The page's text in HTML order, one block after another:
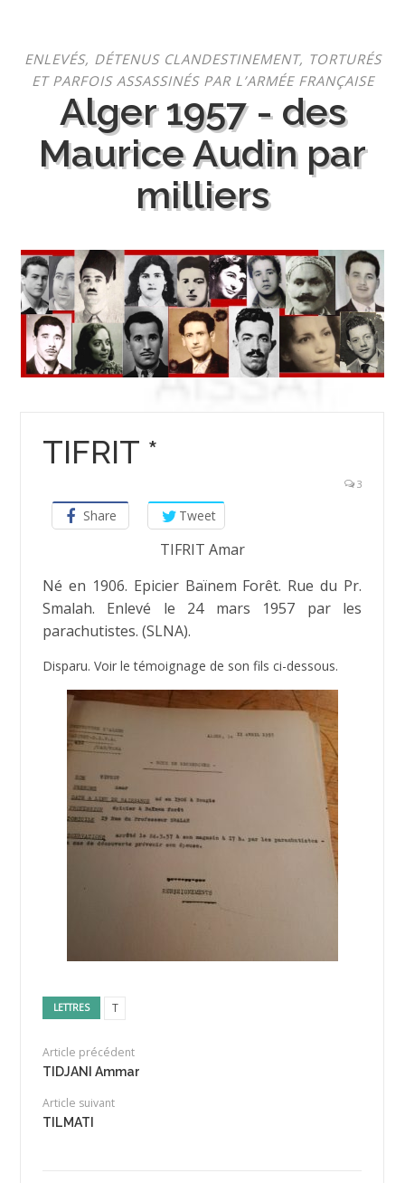
contenu
ENLEVÉS, DÉTENUS CLANDESTINEMENT, TORTURÉS
ET PARFOIS ASSASSINÉS PAR L’ARMÉE FRANÇAISE
Alger 1957 - des
Maurice Audin par
milliers
TIFRIT *
3
Share Tweet
TIFRIT Amar
Né en 1906. Epicier Baïnem Forêt. Rue du Pr.
Smalah. Enlevé le 24 mars 1957 par les
parachutistes. (SLNA).
Disparu. Voir le témoignage de son fils ci-dessous.
LETTRES T
Article précédent
TIDJANI Ammar
Article suivant
TILMATI